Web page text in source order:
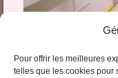
Pour offrir les meilleures
telles que les cookies pour